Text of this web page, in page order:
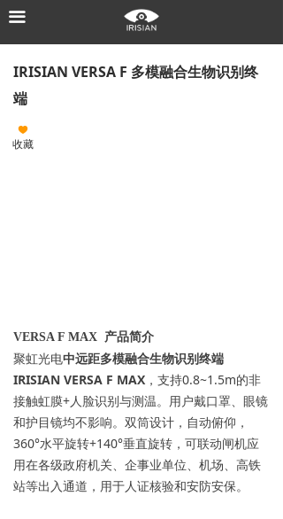
끀
首页
产品中心
解决方案
VERSA F MAX 产品简介
聚虹光电中远距多模融合生物识别终端
IRISIAN VERSA F MAX ，支持0.8~1.5m的非
接触虹膜+人脸识别与测温。用户戴口罩、眼镜
和护目镜均不影响。双筒设计，自动俯仰，
360°水平旋转+140°垂直旋转，可联动闸机应
用在各级政府机关、企事业单位、机场、高铁
站等出入通道，用于人证核验和安防安保。
IRISIAN VERSA F 多模融合生物识别终
端
끢
收藏